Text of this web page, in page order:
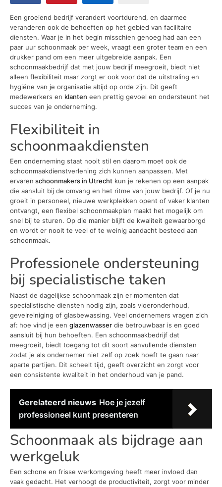
Een groeiend bedrijf verandert voortdurend, en daarmee
veranderen ook de behoeften op het gebied van facilitaire
diensten. Waar je in het begin misschien genoeg had aan een
paar uur schoonmaak per week, vraagt een groter team en een
drukker pand om een meer uitgebreide aanpak. Een
schoonmaakbedrijf dat met jouw bedrijf meegroeit, biedt niet
alleen flexibiliteit maar zorgt er ook voor dat de uitstraling en
hygiëne van je organisatie altijd op orde zijn. Dit geeft
medewerkers en klanten een prettig gevoel en ondersteunt het
succes van je onderneming.
Flexibiliteit in
schoonmaakdiensten
Een onderneming staat nooit stil en daarom moet ook de
schoonmaakdienstverlening zich kunnen aanpassen. Met
ervaren schoonmakers in Utrecht kun je rekenen op een aanpak
die aansluit bij de omvang en het ritme van jouw bedrijf. Of je nu
groeit in personeel, nieuwe werkplekken opent of vaker klanten
ontvangt, een flexibel schoonmaakplan maakt het mogelijk om
snel bij te sturen. Op die manier blijft de kwaliteit gewaarborgd
en wordt er nooit te veel of te weinig aandacht besteed aan
schoonmaak.
Professionele ondersteuning
bij specialistische taken
Naast de dagelijkse schoonmaak zijn er momenten dat
specialistische diensten nodig zijn, zoals vloeronderhoud,
gevelreiniging of glasbewassing. Veel ondernemers vragen zich
af: hoe vind je een glazenwasser die betrouwbaar is en goed
aansluit bij hun behoeften. Een schoonmaakbedrijf dat
meegroeit, biedt toegang tot dit soort aanvullende diensten
zodat je als ondernemer niet zelf op zoek hoeft te gaan naar
aparte partijen. Dit scheelt tijd, geeft overzicht en zorgt voor
een consistente kwaliteit in het onderhoud van je pand.
Gerelateerd nieuws Hoe je jezelf
professioneel kunt presenteren
Schoonmaak als bijdrage aan
werkgeluk
Een schone en frisse werkomgeving heeft meer invloed dan
vaak gedacht. Het verhoogt de productiviteit, zorgt voor minder